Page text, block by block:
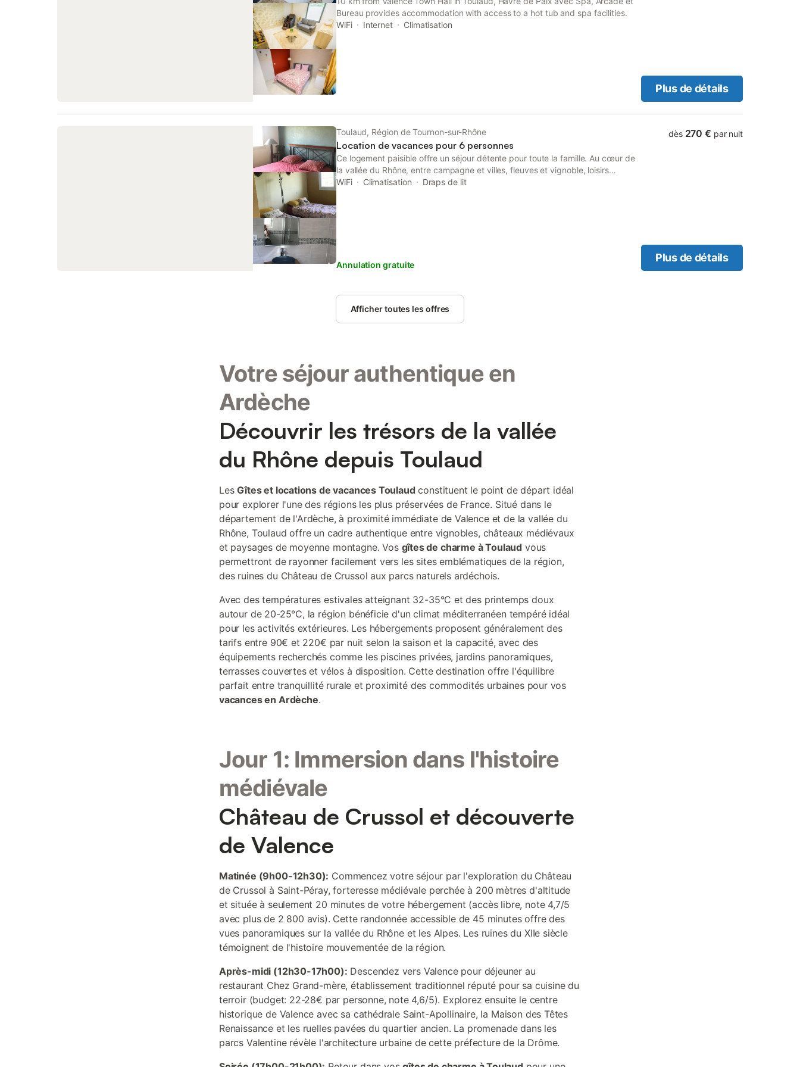
Bureau provides accommodation with access to a hot tub and spa facilities.
WiFi
Internet Climatisation
Plus de détails
Toulaud, Région de Tournon-sur-Rhône
Location de vacances pour 6 personnes
Ce logement paisible offre un séjour détente pour toute la famille. Au cœur de
la vallée du Rhône, entre campagne et villes, fleuves et vignoble, loisirs
culturels et sportifs, tourisme et gastronomie, vous séjournerez dans une villa
WiFi Climatisation Draps de lit
Annulation gratuite
dès 270 € par nuit
Plus de détails
Afficher toutes les offres
Votre séjour authentique en
Ardèche
Découvrir les trésors de la vallée
du Rhône depuis Toulaud
LesGîtes et locations de vacances Toulaudconstituent le point de départ idéal
pour explorer l'une des régions les plus préservées de France. Situé dans le
département de l'Ardèche, à proximité immédiate de Valence et de la vallée du
Rhône, Toulaud offre un cadre authentique entre vignobles, châteaux médiévaux
et paysages de moyenne montagne. Vos gîtes de charme à Toulaud vous
permettront de rayonner facilement vers les sites emblématiques de la région,
des ruines du Château de Crussol aux parcs naturels ardéchois.
Avec des températures estivales atteignant 32-35°C et des printemps doux
autour de 20-25°C, la région bénéficie d'un climat méditerranéen tempéré idéal
pour les activités extérieures. Les hébergements proposent généralement des
tarifs entre 90€ et 220€ par nuit selon la saison et la capacité, avec des
équipements recherchés comme les piscines privées, jardins panoramiques,
terrasses couvertes et vélos à disposition. Cette destination offre l'équilibre
parfait entre tranquillité rurale et proximité des commodités urbaines pour vos
vacances en Ardèche.
Jour 1: Immersion dans l'histoire
médiévale
Château de Crussol et découverte
de Valence
Matinée (9h00-12h30): Commencez votre séjour par l'exploration du Château
de Crussol à Saint-Péray, forteresse médiévale perchée à 200 mètres d'altitude
et située à seulement 20 minutes de votre hébergement (accès libre, note 4,7/5
avec plus de 2 800 avis). Cette randonnée accessible de 45 minutes offre des
vues panoramiques sur la vallée du Rhône et les Alpes. Les ruines du XIIe siècle
témoignent de l'histoire mouvementée de la région.
Après-midi (12h30-17h00): Descendez vers Valence pour déjeuner au
restaurant Chez Grand-mère, établissement traditionnel réputé pour sa cuisine du
terroir (budget: 22-28€ par personne, note 4,6/5). Explorez ensuite le centre
historique de Valence avec sa cathédrale Saint-Apollinaire, la Maison des Têtes
Renaissance et les ruelles pavées du quartier ancien. La promenade dans les
parcs Valentine révèle l'architecture urbaine de cette préfecture de la Drôme.